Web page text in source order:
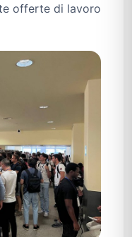
offerte di lavoro